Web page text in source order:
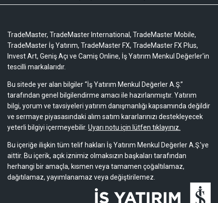
TradeMaster, TradeMaster International, TradeMaster Mobile,
TradeMaster İş Yatırım, TradeMaster FX, TradeMaster FX Plus,
Invest Art, Geniş Açı ve Camiş Online, İş Yatırım Menkul Değerler'in
tescilli markalarıdır.
Bu sitede yer alan bilgiler “İş Yatırım Menkul Değerler A.Ş.”
tarafından genel bilgilendirme amacı ile hazırlanmıştır. Yatırım
bilgi, yorum ve tavsiyeleri yatırım danışmanlığı kapsamında değildir
ve sermaye piyasasındaki alım satım kararlarınızı destekleyecek
yeterli bilgiyi içermeyebilir. Uyarı notu için lütfen tıklayınız.
Bu içeriğe ilişkin tüm telif hakları İş Yatırım Menkul Değerler A.Ş.’ye
aittir. Bu içerik, açık iznimiz olmaksızın başkaları tarafından
herhangi bir amaçla, kısmen veya tamamen çoğaltılamaz,
dağıtılamaz, yayımlanamaz veya değiştirilemez.